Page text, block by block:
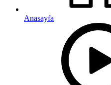
Anasayfa